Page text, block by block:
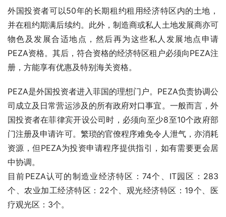
外国投资者可以50年的长期租约租用经济特区内的土地，
并在租约期满后续约。此外，制造商或私人土地发展商亦可
物色及发展合适地点，然后再为这些私人发展地点申请
PEZA资格。其后，符合资格的经济特区租户必须向PEZA注
册，方能享有优惠及特别海关资格。
PEZA是外国投资者进入菲国的理想门户。PEZA负责协调公
司成立及日常营运涉及的所有政府对口事宜。一般而言，外
国投资者在菲律宾开设公司时，必须向至少8至10个政府部
门注册及申请许可。繁琐的官僚程序难免令人泄气，亦消耗
资源，但PEZA为投资申请程序提供指引，如有需要更会居
中协调。
目前PEZA认可的制造业经济特区：74个、IT园区：283
个、农业加工经济特区：22个、观光经济特区：19个、医
疗观光区：3个。